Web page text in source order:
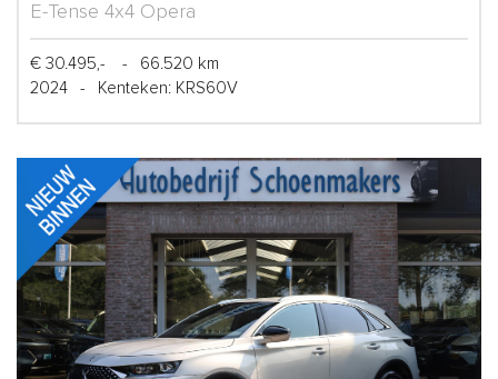
E-Tense 4x4 Opera
€ 30.495,- -
66.520 km
2024
- Kenteken: KRS60V